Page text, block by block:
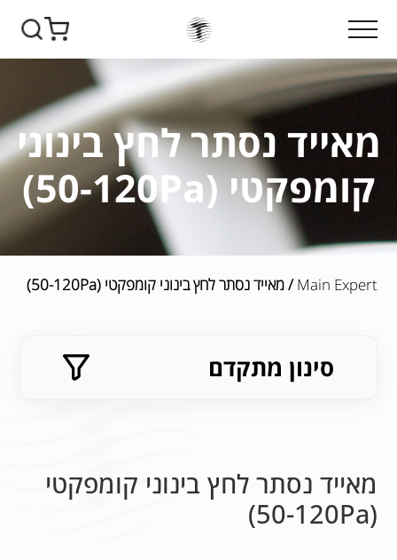
מאייד נסתר לחץ בינוני
קומפקטי (50-120Pa)
Main Expert / מאייד נסתר לחץ בינוני קומפקטי (50-120Pa)
סינון מתקדם
מאייד נסתר לחץ בינוני קומפקטי
(50-120Pa)